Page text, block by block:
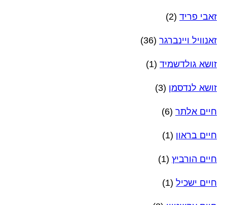
זאבי פריד (2)
זאנוויל ויינברגר (36)
זושא גולדשמיד (1)
זושא לנדסמן (3)
חיים אלתר (6)
חיים בראון (1)
חיים הורביץ (1)
חיים ישכיל (1)